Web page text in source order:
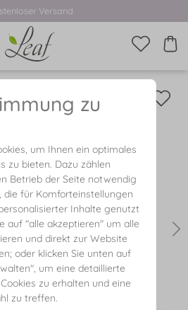
Versand
zu
um Ihnen ein optimales
zu bieten. Dazu zählen
Betrieb der Seite notwendig
die für Komforteinstellungen
Inhalte genutzt
auf "alle akzeptieren" um alle
und direkt zur Website
oder klicken Sie unten auf
um eine detaillierte
zu erhalten und eine
zu treffen.